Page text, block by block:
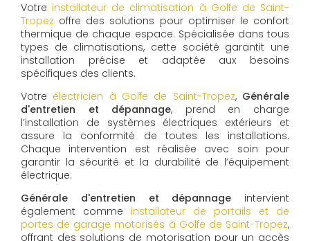
Votre installateur de climatisation à Golfe de Saint-
Tropez offre des solutions pour optimiser le confort
thermique de chaque espace. Spécialisée dans tous
types de climatisations, cette société garantit une
installation précise et adaptée aux besoins
spécifiques des clients.
Votre électricien à Golfe de Saint-Tropez, Générale
d'entretien et dépannage, prend en charge
l’installation de systèmes électriques extérieurs et
assure la conformité de toutes les installations.
Chaque intervention est réalisée avec soin pour
garantir la sécurité et la durabilité de l’équipement
électrique.
Générale d'entretien et dépannage intervient
également comme installateur de portails et de
portes de garage motorisés à Golfe de Saint-Tropez,
offrant des solutions de motorisation pour un accès